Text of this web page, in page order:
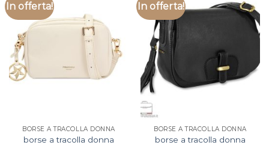
In offerta!
BORSE A TRACOLLA DONNA
borse a tracolla donna
In offerta!
BORSE A TRACOLLA DONNA
borse a tracolla donna